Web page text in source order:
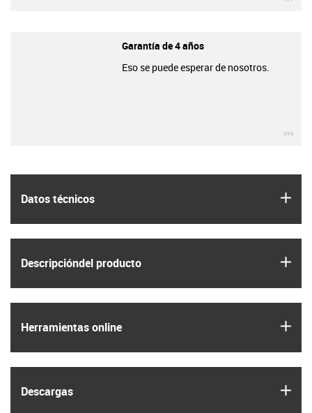
Datos técnicos
Descripción­del producto
Herramientas online
Descargas
Garantía de 4 años
Eso se puede esperar de nosotros.